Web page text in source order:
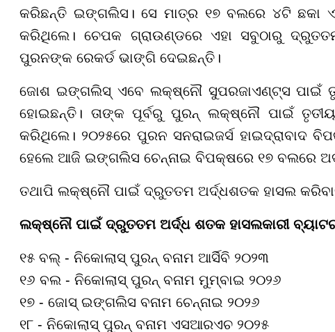
କରିଛନ୍ତି ଇଙ୍ଗଲିସ। ସେ ମାତ୍ର ୧୭ ବଲରେ ୪ଟି ଛକା
କରିଥିଲେ। ଚେପକ ଗ୍ରାଉଣ୍ଡରେ ଏହା ସବୁଠାରୁ
ପୁରନଙ୍କ ରେକର୍ଡ ଭାଙ୍ଗି ଦେଇଛନ୍ତି।
ଜୋଶ ଇଙ୍ଗଲିସ୍ ଏବେ ଲକ୍ଷ୍ନୌ ସୁପରଜାଏଣ୍ଟ୍ସ ପାଇଁ
ହୋଇଛନ୍ତି। ତାଙ୍କ ପୂର୍ବରୁ ପୁରନ୍ ଲକ୍ଷ୍ନୌ ପାଇଁ
କରିଥିଲେ। ୨୦୨୫ରେ ପୁରନ ସନରାଇଜର୍ସ ହାଇଦ୍ରାବାଦ
ହେଲେ ଆଜି ଇଙ୍ଗଲିସ ଚେନ୍ନାଇ ବିପକ୍ଷରେ ୧୭ ବଲରେ
ତଥାପି ଲକ୍ଷ୍ନୌ ପାଇଁ ଦ୍ରୁତତମ ଅର୍ଦ୍ଧଶତକ ହାସଲ
ଲକ୍ଷ୍ନୌ ପାଇଁ ଦ୍ରୁତତମ ଅର୍ଦ୍ଧ ଶତକ ହାସଲକାରୀ
୧୫ ବଲ୍ - ନିକୋଲାସ୍ ପୁରନ୍ ବନାମ ଆର୍ସିବି ୨୦୨୩
୧୬ ବଲ - ନିକୋଲାସ୍ ପୁରନ୍ ବନାମ ମୁମ୍ବାଇ ୨୦୨୬
୧୭ - ଜୋସ୍ ଇଙ୍ଗଲିସ ବନାମ ଚେନ୍ନାଇ ୨୦୨୬
୧୮ - ନିକୋଲାସ୍ ପୁରନ୍ ବନାମ ଏସଆରଏଚ ୨୦୨୫